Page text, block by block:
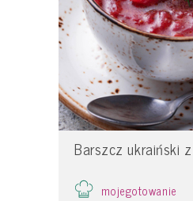
Barszcz ukraiński
mojegotowanie